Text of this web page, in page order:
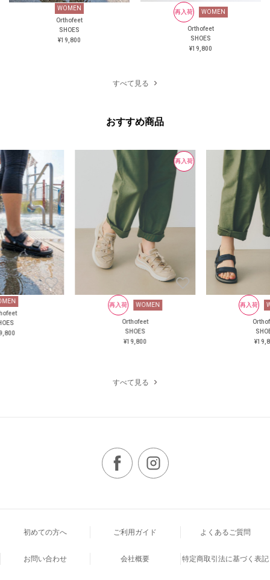
WOMEN
Orthofeet
SHOES
¥19,800
再入荷 WOMEN
Orthofeet
SHOES
¥19,800
すべて見る
WOMEN
Orthofeet
SHOES
¥19,800
再入荷 WOMEN
Orthofeet
SHOES
¥19,800
おすすめ商品
再入荷
再入荷 WOMEN
Orthofeet
SHOES
¥19,800
再入荷
すべて見る
初めての方へ ご利用ガイド よくあるご質問
お問い合わせ 会社概要 特定商取引法に基づく表記